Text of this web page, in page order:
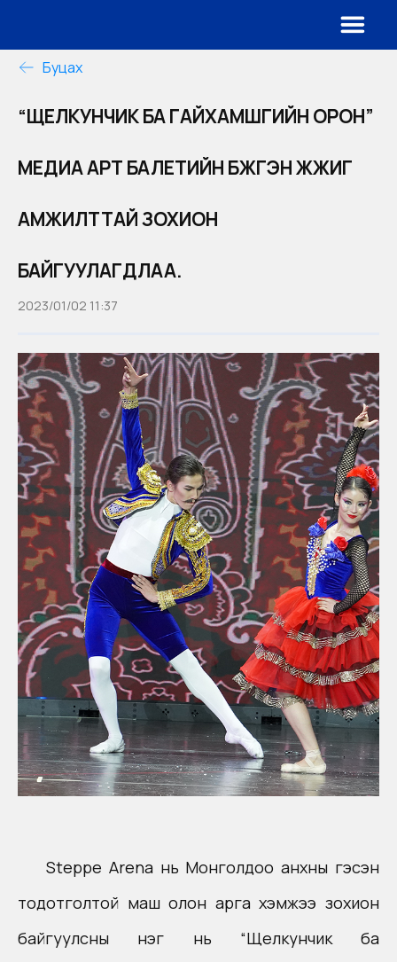
Буцах
“ЩЕЛКУНЧИК БА ГАЙХАМШГИЙН ОРОН”
МЕДИА АРТ БАЛЕТИЙН БҮЖГЭН ЖҮЖИГ
АМЖИЛТТАЙ ЗОХИОН
БАЙГУУЛАГДЛАА.
2023/01/02 11:37
Steppe Arena нь Монголдоо анхны гэсэн
тодотголтой маш олон арга хэмжээ зохион
байгуулсны нэг нь “Щелкунчикба